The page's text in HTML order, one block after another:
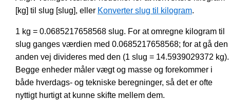
[kg] til slug [slug], eller Konverter slug til kilogram.
1 kg = 0.0685217658568 slug. For at omregne kilogram til
slug ganges værdien med 0.0685217658568; for at gå den
anden vej divideres med den (1 slug = 14.5939029372 kg).
Begge enheder måler vægt og masse og forekommer i
både hverdags- og tekniske beregninger, så det er ofte
nyttigt hurtigt at kunne skifte mellem dem.